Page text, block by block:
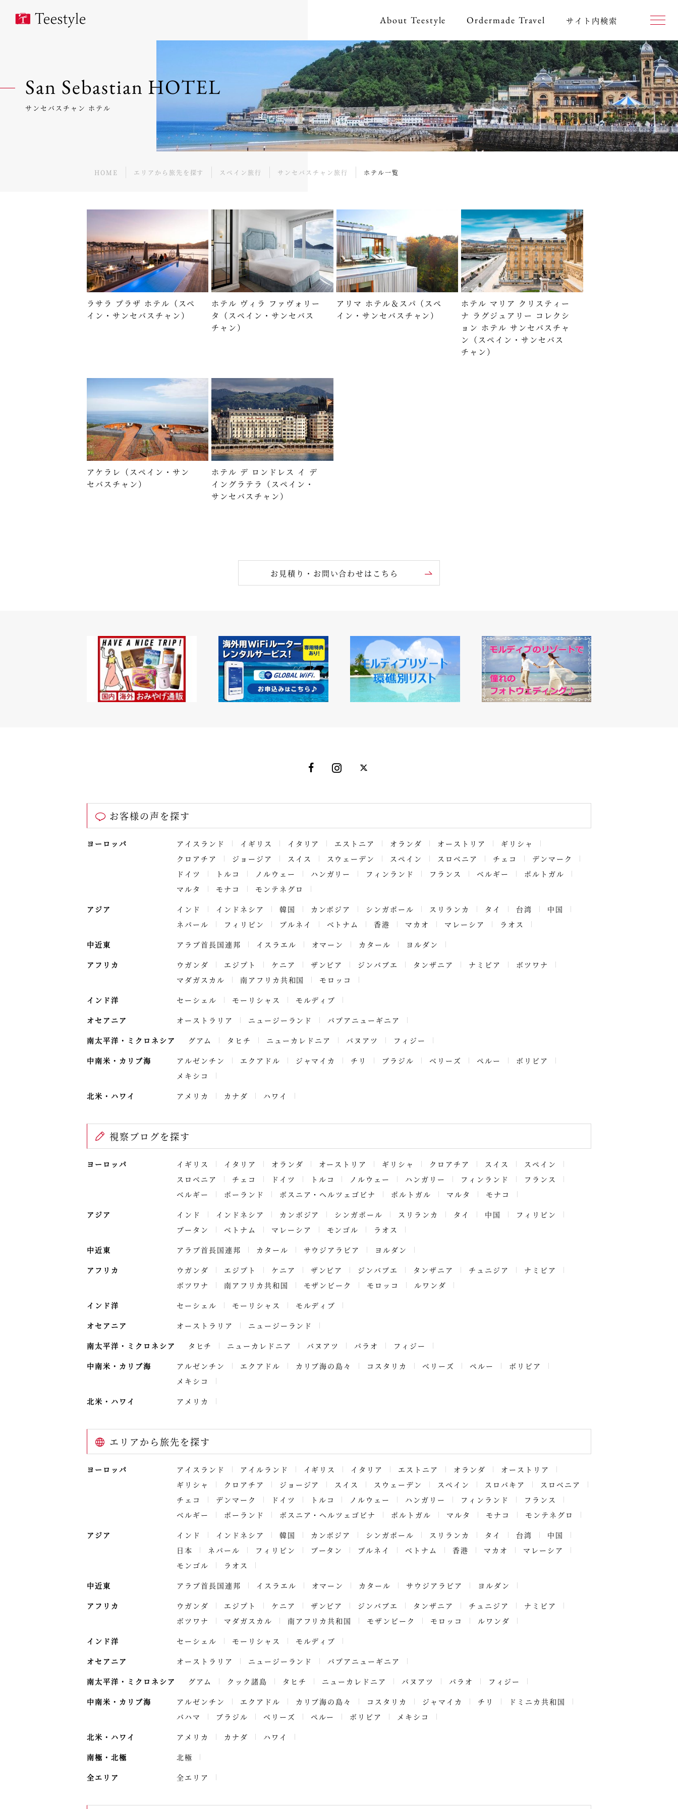
About Teestyle Ordermade Travel サイト内検索
San Sebastian HOTEL
サンセバスチャン ホテル
HOME エリアから旅先を探す スペイン旅行 サンセバスチャン旅行 ホテル一覧
ラサラ プラザ ホテル（スペ
イン・サンセバスチャン）
ホテル ヴィラ ファヴォリー
タ（スペイン・サンセバス
チャン）
アリマ ホテル＆スパ（スペ
イン・サンセバスチャン）
ホテル マリア クリスティー
ナ ラグジュアリー コレクシ
ョン ホテル サンセバスチャ
ン（スペイン・サンセバス
チャン）
アケラレ（スペイン・サン
セバスチャン）
ホテル デ ロンドレス イ デ
イングラテラ（スペイン・
サンセバスチャン）
お見積り・お問い合わせはこちら
お客様の声を探す
ヨーロッパ アイスランド イギリス イタリア エストニア オランダ オーストリア
ギリシャ
クロアチア
ジョージア スイス スウェーデン スペイン スロベニア チェコ
デンマーク
ドイツ
トルコ ノルウェー ハンガリー フィンランド フランス ベルギー
ポルトガル
マルタ
モナコ
モンテネグロ
アジア
インド インドネシア 韓国 カンボジア シンガポール スリランカ タイ 台湾
中国
ネパール
フィリピン ブルネイ ベトナム 香港 マカオ マレーシア
ラオス
中近東
アラブ首長国連邦 イスラエル オマーン カタール
ヨルダン
アフリカ
ウガンダ エジプト ケニア ザンビア ジンバブエ タンザニア ナミビア
ボツワナ
マダガスカル
南アフリカ共和国
モロッコ
インド洋
セーシェル モーリシャス
モルディブ
オセアニア
オーストラリア ニュージーランド
パプアニューギニア
南太平洋・ミクロネシア
グアム タヒチ ニューカレドニア バヌアツ
フィジー
中南米・カリブ海
アルゼンチン エクアドル ジャマイカ チリ ブラジル ベリーズ ペルー
ボリビア
メキシコ
北米・ハワイ
アメリカ カナダ ハワイ
視察ブログを探す
ヨーロッパ イギリス イタリア オランダ オーストリア ギリシャ クロアチア スイス
スペイン
スロベニア
チェコ ドイツ トルコ ノルウェー ハンガリー フィンランド
フランス
ベルギー
ポーランド ボスニア・ヘルツェゴビナ ポルトガル マルタ
モナコ
アジア
インド インドネシア カンボジア シンガポール スリランカ タイ 中国
フィリピン
ブータン
ベトナム マレーシア モンゴル
ラオス
中近東
アラブ首長国連邦 カタール サウジアラビア
ヨルダン
アフリカ
ウガンダ エジプト ケニア ザンビア ジンバブエ タンザニア チュニジア
ナミビア
ボツワナ
南アフリカ共和国 モザンビーク モロッコ
ルワンダ
インド洋
セーシェル モーリシャス
モルディブ
オセアニア
オーストラリア
ニュージーランド
南太平洋・ミクロネシア
タヒチ ニューカレドニア バヌアツ パラオ
フィジー
中南米・カリブ海
アルゼンチン エクアドル カリブ海の島々 コスタリカ ベリーズ ペルー
ボリビア
メキシコ
北米・ハワイ
アメリカ
エリアから旅先を探す
ヨーロッパ アイスランド アイルランド イギリス イタリア エストニア オランダ
オーストリア
ギリシャ
クロアチア ジョージア スイス スウェーデン スペイン スロバキア
スロベニア
チェコ
デンマーク ドイツ トルコ ノルウェー ハンガリー フィンランド
フランス
ベルギー
ポーランド ボスニア・ヘルツェゴビナ ポルトガル マルタ モナコ
モンテネグロ
アジア
インド インドネシア 韓国 カンボジア シンガポール スリランカ タイ 台湾
中国
日本
ネパール フィリピン ブータン ブルネイ ベトナム 香港 マカオ
マレーシア
モンゴル
ラオス
中近東
アラブ首長国連邦 イスラエル オマーン カタール サウジアラビア
ヨルダン
アフリカ
ウガンダ エジプト ケニア ザンビア ジンバブエ タンザニア チュニジア
ナミビア
ボツワナ
マダガスカル 南アフリカ共和国 モザンビーク モロッコ
ルワンダ
インド洋
セーシェル モーリシャス
モルディブ
オセアニア
オーストラリア ニュージーランド
パプアニューギニア
南太平洋・ミクロネシア
グアム クック諸島 タヒチ ニューカレドニア バヌアツ パラオ
フィジー
中南米・カリブ海
アルゼンチン エクアドル カリブ海の島々 コスタリカ ジャマイカ チリ
ドミニカ共和国
バハマ
ブラジル ベリーズ ペルー ボリビア
メキシコ
北米・ハワイ
アメリカ カナダ
ハワイ
南極・北極
北極
全エリア
全エリア